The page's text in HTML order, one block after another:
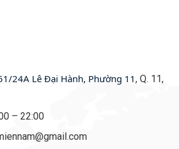
24A Lê Đại Hành, Phường 11, Q. 11,
– 22:00